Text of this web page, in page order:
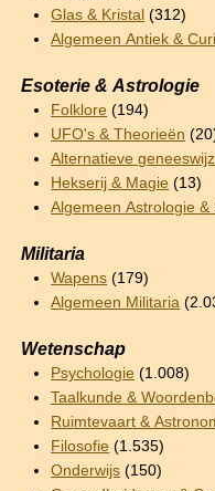
Glas & Kristal (312)
Algemeen Antiek &
Esoterie & Astrologie
Folklore (194)
UFO's & Theorieën
Alternatieve
Hekserij & Magie (13)
Algemeen Astrologie &
Militaria
Wapens (179)
Algemeen Militaria
Wetenschap
Psychologie (1.008)
Taalkunde &
Ruimtevaart &
Filosofie (1.535)
Onderwijs (150)